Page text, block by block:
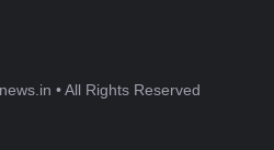
• All Rights Reserved